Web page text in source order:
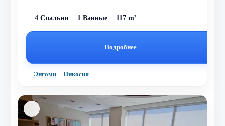
4 Спальни 1 Ванные 117 m²
Подробнее
Энгоми Никосия